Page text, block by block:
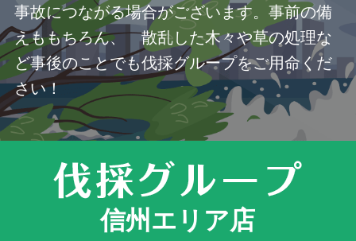
事故につながる場合がございます。事前の備
えももちろん、 散乱した木々や草の処理な
ど事後のことでも伐採グループをご用命くだ
さい！
信州エリア店